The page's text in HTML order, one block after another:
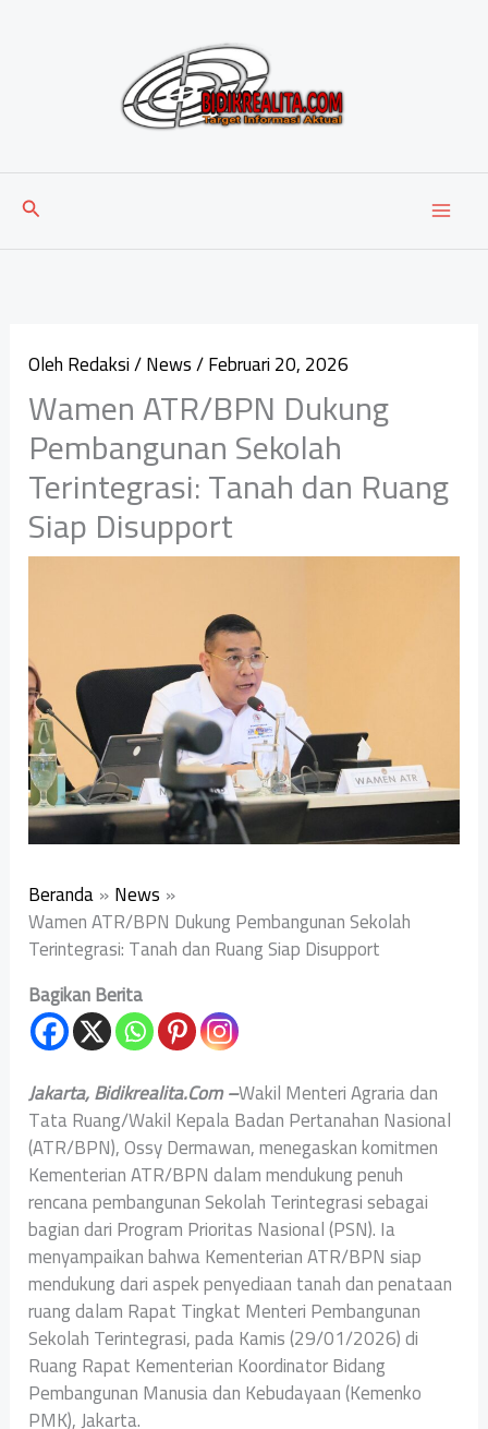
Cari
OlehRedaksi/News/Februari 20, 2026
Wamen ATR/BPN Dukung
Pembangunan Sekolah
Terintegrasi: Tanah dan Ruang
Siap Disupport
Beranda News
Wamen ATR/BPN Dukung Pembangunan Sekolah
Terintegrasi: Tanah dan Ruang Siap Disupport
Bagikan Berita
Jakarta, Bidikrealita.Com –Wakil Menteri Agraria dan
Tata Ruang/Wakil Kepala Badan Pertanahan Nasional
(ATR/BPN), Ossy Dermawan, menegaskan komitmen
Kementerian ATR/BPN dalam mendukung penuh
rencana pembangunan Sekolah Terintegrasi sebagai
bagian dari Program Prioritas Nasional (PSN). Ia
menyampaikan bahwa Kementerian ATR/BPN siap
mendukung dari aspek penyediaan tanah dan penataan
ruang dalam Rapat Tingkat Menteri Pembangunan
Sekolah Terintegrasi, pada Kamis (29/01/2026) di
Ruang Rapat Kementerian Koordinator Bidang
Pembangunan Manusia dan Kebudayaan (Kemenko
PMK), Jakarta.